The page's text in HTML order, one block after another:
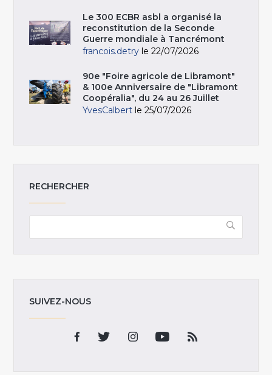
Le 300 ECBR asbl a organisé la
reconstitution de la Seconde
Guerre mondiale à Tancrémont
francois.detry le 22/07/2026
90e "Foire agricole de Libramont"
& 100e Anniversaire de "Libramont
Coopéralia", du 24 au 26 Juillet
YvesCalbert le 25/07/2026
RECHERCHER
SUIVEZ-NOUS